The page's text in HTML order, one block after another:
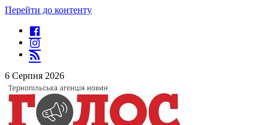
Перейти до контенту
6 Серпня 2026